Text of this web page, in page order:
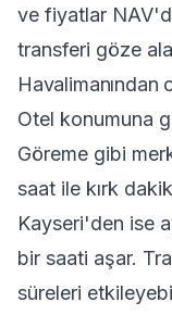
ve fiyatlar
transferi göze
Havalimanından
Otel konumuna
Göreme gibi
saat ile kırk
Kayseri'den ise
bir saati aşar.
süreleri